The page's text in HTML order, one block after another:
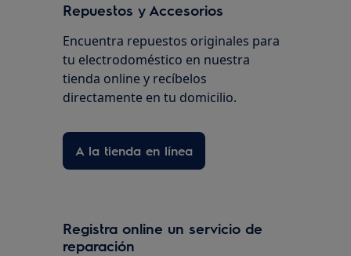
Repuestos y Accesorios
Encuentra repuestos originales para
tu electrodoméstico en nuestra
tienda online y recíbelos
directamente en tu domicilio.
A la tienda en línea
Registra online un servicio de
reparación